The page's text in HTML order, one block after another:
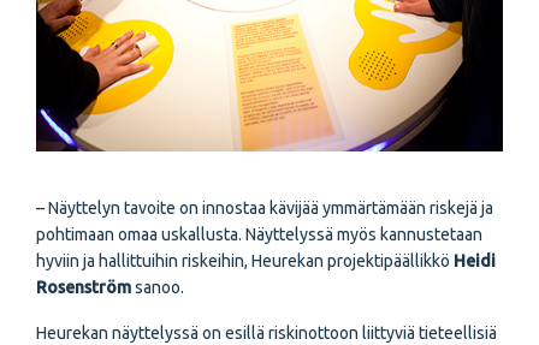
– Näyttelyn tavoite on innostaa kävijää ymmärtämään riskejä ja
pohtimaan omaa uskallusta. Näyttelyssä myös kannustetaan
hyviin ja hallittuihin riskeihin, Heurekan projektipäällikkö Heidi
Rosenströmsanoo.
Heurekan näyttelyssä on esillä riskinottoon liittyviä tieteellisiä